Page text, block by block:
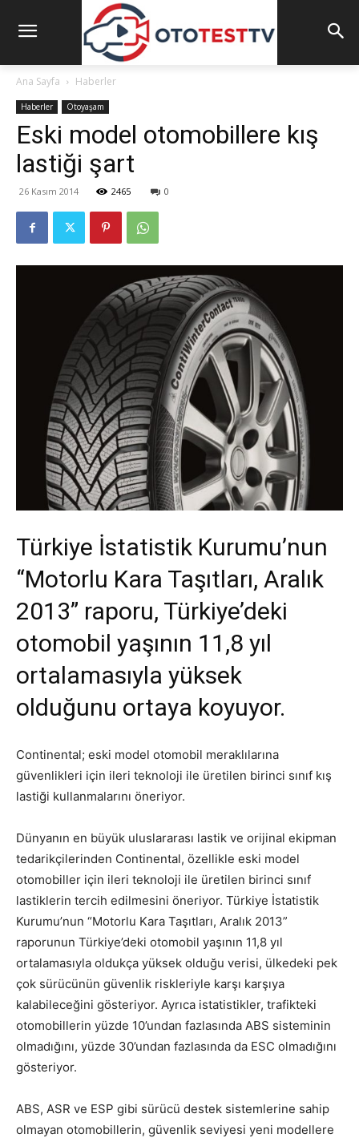
Ana Sayfa Haberler
Haberler Otoyaşam
Eski model otomobillere kış
lastiği şart
26 Kasım 2014 2465 0
Türkiye İstatistik Kurumu’nun
“Motorlu Kara Taşıtları, Aralık
2013” raporu, Türkiye’deki
otomobil yaşının 11,8 yıl
ortalamasıyla yüksek
olduğunu ortaya koyuyor.
Continental; eski model otomobil meraklılarına
güvenlikleri için ileri teknoloji ile üretilen birinci sınıf kış
lastiği kullanmalarını öneriyor.
Dünyanın en büyük uluslararası lastik ve orijinal ekipman
tedarikçilerinden Continental, özellikle eski model
otomobiller için ileri teknoloji ile üretilen birinci sınıf
lastiklerin tercih edilmesini öneriyor. Türkiye İstatistik
Kurumu’nun “Motorlu Kara Taşıtları, Aralık 2013”
raporunun Türkiye’deki otomobil yaşının 11,8 yıl
ortalamasıyla oldukça yüksek olduğu verisi, ülkedeki pek
çok sürücünün güvenlik riskleriyle karşı karşıya
kalabileceğini gösteriyor. Ayrıca istatistikler, trafikteki
otomobillerin yüzde 10’undan fazlasında ABS sisteminin
olmadığını, yüzde 30’undan fazlasında da ESC olmadığını
gösteriyor.
ABS, ASR ve ESP gibi sürücü destek sistemlerine sahip
olmayan otomobillerin, güvenlik seviyesi yeni modellere